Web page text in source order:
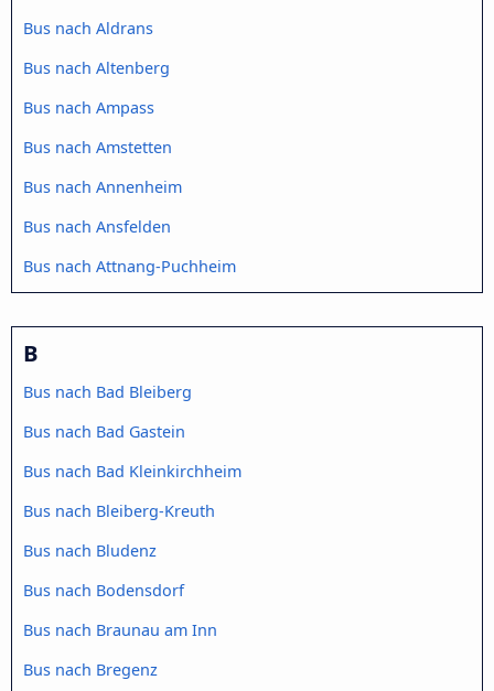
Bus nach Aldrans
Bus nach Altenberg
Bus nach Ampass
Bus nach Amstetten
Bus nach Annenheim
Bus nach Ansfelden
Bus nach Attnang-Puchheim
B
Bus nach Bad Bleiberg
Bus nach Bad Gastein
Bus nach Bad Kleinkirchheim
Bus nach Bleiberg-Kreuth
Bus nach Bludenz
Bus nach Bodensdorf
Bus nach Braunau am Inn
Bus nach Bregenz